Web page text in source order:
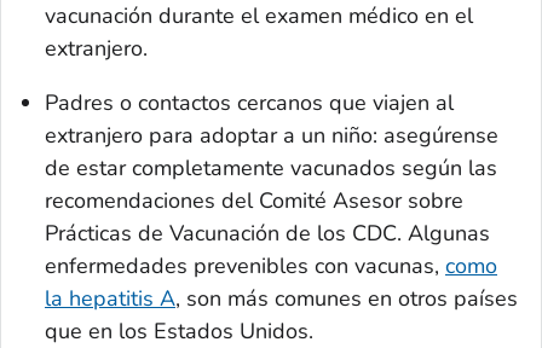
vacunación durante el examen médico en el
extranjero.
Padres o contactos cercanos que viajen al
extranjero para adoptar a un niño: asegúrense
de estar completamente vacunados según las
recomendaciones del Comité Asesor sobre
Prácticas de Vacunación de los CDC. Algunas
enfermedades prevenibles con vacunas, como
la hepatitis A, son más comunes en otros países
que en los Estados Unidos.